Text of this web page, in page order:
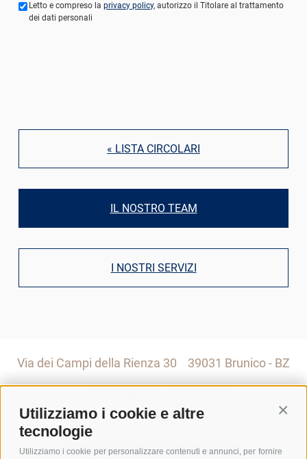
Utilizziamo i cookie e altre
tecnologie
Utilizziamo i cookie per personalizzare contenuti e annunci, per fornire
Letto e compreso laprivacy policy, autorizzo il Titolare al trattamento
dei dati personali
« LISTA CIRCOLARI
IL NOSTRO TEAM
I NOSTRI SERVIZI
Via dei Campi della Rienza 30 39031 Brunico - BZ
+39 0474 572900
INFO@GRABER-PARTNER.COM